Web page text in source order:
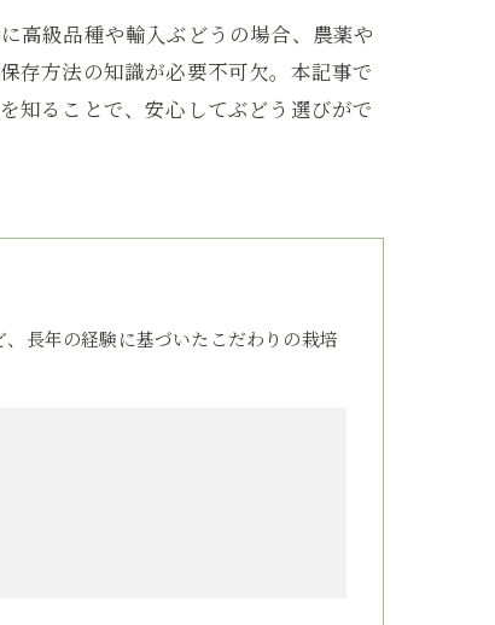
高級品種や輸入ぶどうの場合、農薬や
存方法の知識が必要不可欠。本記事で
知ることで、安心してぶどう選びがで
長年の経験に基づいたこだわりの栽培